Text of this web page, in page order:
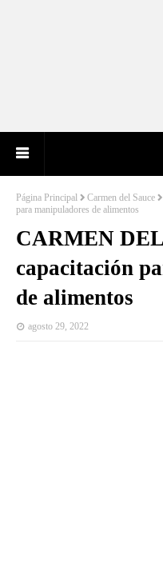
Página Principal Carmen del Sauce
para manipuladores de alimentos
CARMEN
capacitación
de alimentos
agosto 29, 2022